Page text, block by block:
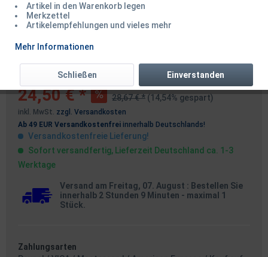
Bar Bag ABVERKAUF
24,50 € * 28,67 € * (14,54% gespart)
inkl. MwSt. zzgl. Versandkosten
Ab 49 EUR Versandkostenfrei innerhalb Deutschlands!
Versandkostenfreie Lieferung!
Sofort versandfertig, Lieferzeit Deutschland ca. 1-3
Werktage
Versand am Freitag, 07. August : Bestellen Sie
innerhalb 2 Stunden 9 Minuten - maximal 1
Stück.
Zahlungsarten
Artikel in den Warenkorb legen
Merkzettel
Artikelempfehlungen und vieles mehr
Mehr Informationen
Einverstanden
Schließen